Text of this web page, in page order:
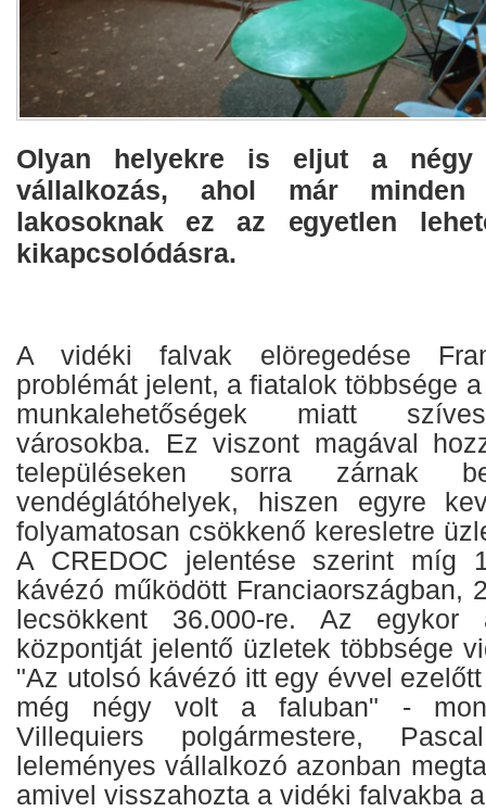
Olyan helyekre is eljut a négy
vállalkozás, ahol már
lakosoknak ez az egyetlen
kikapcsolódásra.
A vidéki falvak elöregedése
problémát jelent, a fiatalok többsége
munkalehetőségek miatt
városokba. Ez viszont magával
településeken sorra zárnak
vendéglátóhelyek, hiszen egyre
folyamatosan csökkenő keresletre
A CREDOC jelentése szerint míg
kávézó működött Franciaországban,
lecsökkent 36.000-re. Az
központját jelentő üzletek többsége
"Az utolsó kávézó itt egy évvel
még négy volt a faluban" -
Villequiers polgármestere,
leleményes vállalkozó azonban
amivel visszahozta a vidéki falvakba